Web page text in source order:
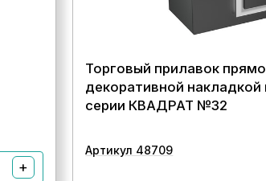
+
Торговый прилавок
декоративной
серии КВАДРАТ №32
Артикул 48709